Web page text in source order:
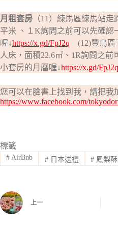
月租套房 （11）練馬區練馬站
平米 、１K詢問之前可以先確認
喔↓https://x.gd/FpJ2q (12)豐島區
人床，面積22.6㎡、1R詢問之前
小套房的月曆喔↓https://x.gd/FpJ2q
您可以在臉書上找到我，請把我
https://www.facebook.com/
標籤
#AirBnb #日本送禮 # 鳳梨酥
上一